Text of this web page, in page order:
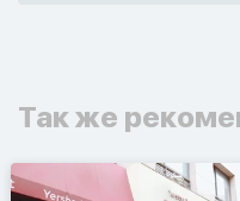
Так же